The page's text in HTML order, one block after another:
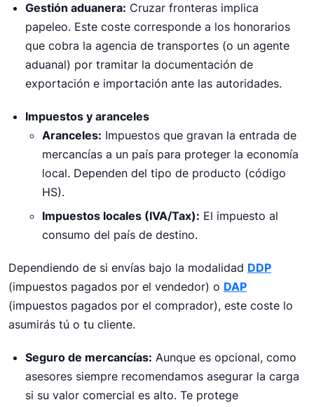
Gestión aduanera: Cruzar fronteras implica
papeleo. Este coste corresponde a los honorarios
que cobra la agencia de transportes (o un agente
aduanal) por tramitar la documentación de
exportación e importación ante las autoridades.
Impuestos y aranceles
Aranceles: Impuestos que gravan la entrada de
mercancías a un país para proteger la economía
local. Dependen del tipo de producto (código
HS).
Impuestos locales (IVA/Tax): El impuesto al
consumo del país de destino.
Dependiendo de si envías bajo la modalidad DDP
(impuestos pagados por el vendedor) o DAP
(impuestos pagados por el comprador), este coste lo
asumirás tú o tu cliente.
Seguro de mercancías: Aunque es opcional, como
asesores siempre recomendamos asegurar la carga
si su valor comercial es alto. Te protege